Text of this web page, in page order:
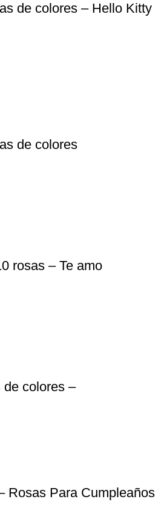
de colores – Hello Kitty
de colores
rosas – Te amo
de colores –
Rosas Para Cumpleaños